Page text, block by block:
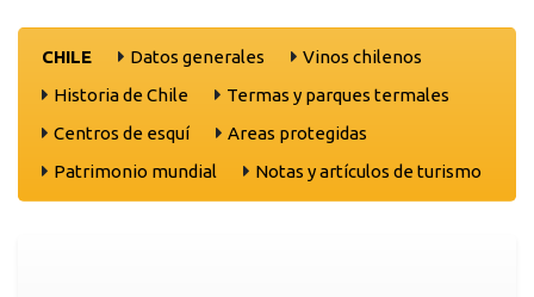
CHILE Datos generales
Vinos chilenos
Historia de Chile
Termas y parques termales
Centros de esquí
Areas protegidas
Patrimonio mundial
Notas y artículos de turismo